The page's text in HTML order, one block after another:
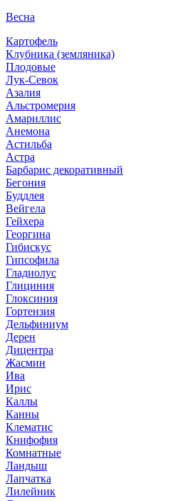
Весна
Картофель
Клубника (земляника)
Плодовые
Лук-Севок
Азалия
Альстромерия
Амариллис
Анемона
Астильба
Астра
Барбарис декоративный
Бегония
Буддлея
Вейгела
Гейхера
Георгина
Гибискус
Гипсофила
Гладиолус
Глициния
Глоксиния
Гортензия
Дельфиниум
Дерен
Дицентра
Жасмин
Ива
Ирис
Каллы
Канны
Клематис
Книфофия
Комнатные
Ландыш
Лапчатка
Лилейник